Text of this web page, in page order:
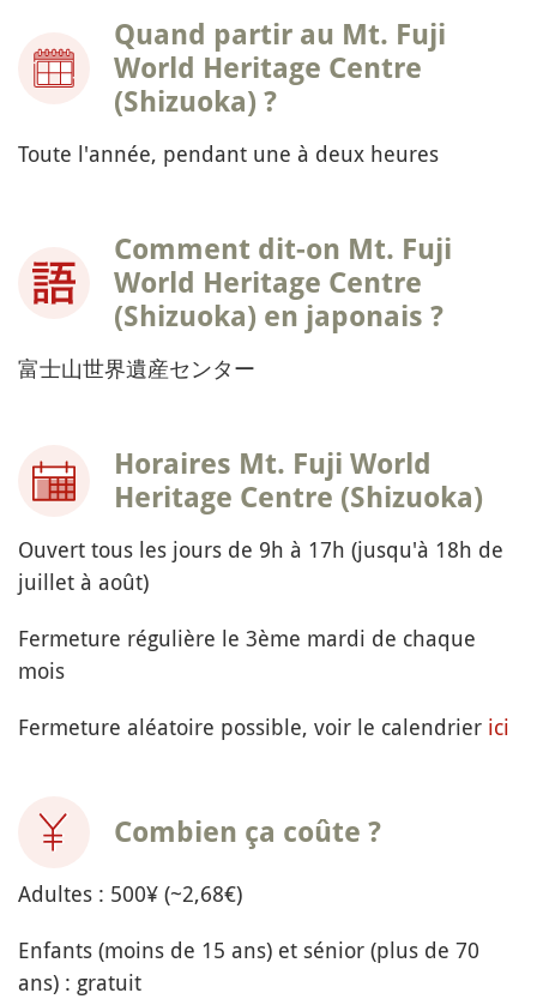
Quand partir au Mt. Fuji
World Heritage Centre
(Shizuoka) ?
Toute l'année, pendant une à deux heures
Comment dit-on Mt. Fuji
World Heritage Centre
(Shizuoka) en japonais ?
富士山世界遺産センター
Horaires Mt. Fuji World
Heritage Centre (Shizuoka)
Ouvert tous les jours de 9h à 17h (jusqu'à 18h de
juillet à août)
Fermeture régulière le 3ème mardi de chaque
mois
Fermeture aléatoire possible, voir le calendrier ici
Combien ça coûte ?
Adultes : 500¥ (~2,68€)
Enfants (moins de 15 ans) et sénior (plus de 70
ans) : gratuit